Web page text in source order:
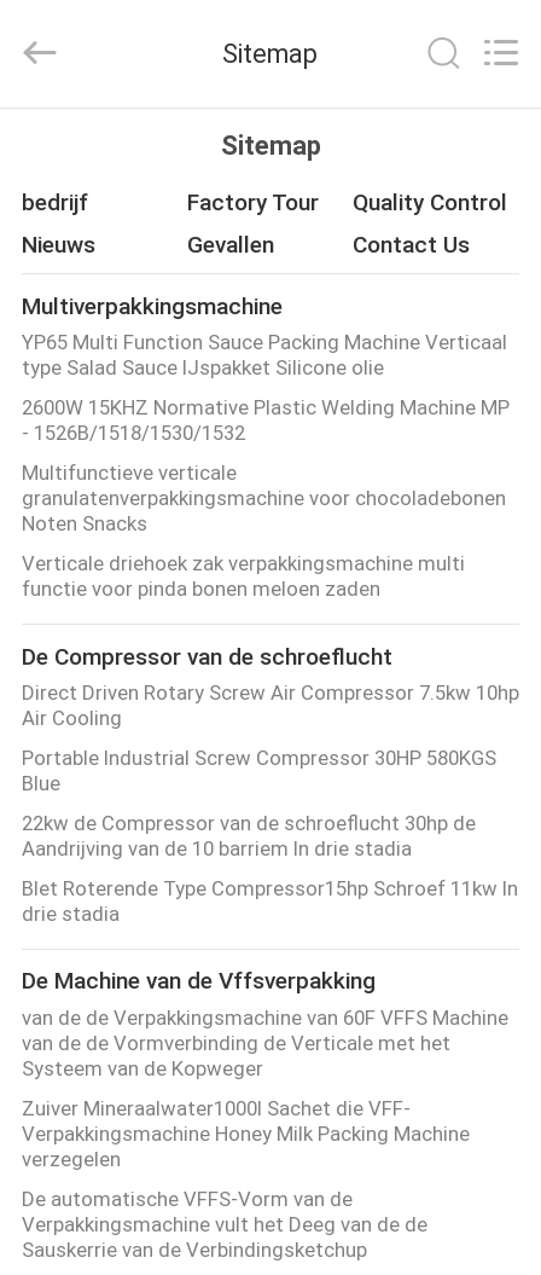
PRODUCTEN
OVER
ONS
FABRIEKSTOCHT
KWALITEITSCONTROLE
NEEM
CONTACT
MET
ONS
OP
NIEUWS
GEVALLEN
VRAAG
EEN
OFFERTE
SITEMAP
PRIVACY
POLICY
Ltd..
Reserved.
Sitemap
Sitemap
bedrijf Factory Tour
Quality Control
Nieuws
Gevallen Contact Us
Multiverpakkingsmachine
YP65 Multi Function Sauce Packing Machine Verticaal
type Salad Sauce IJspakket Silicone olie
2600W 15KHZ Normative Plastic Welding Machine MP
- 1526B/1518/1530/1532
Multifunctieve verticale
granulatenverpakkingsmachine voor chocoladebonen
Noten Snacks
Verticale driehoek zak verpakkingsmachine multi
functie voor pinda bonen meloen zaden
De Compressor van de schroeflucht
Direct Driven Rotary Screw Air Compressor 7.5kw 10hp
Air Cooling
Portable Industrial Screw Compressor 30HP 580KGS
Blue
22kw de Compressor van de schroeflucht 30hp de
Aandrijving van de 10 barriem In drie stadia
Blet Roterende Type Compressor15hp Schroef 11kw In
drie stadia
De Machine van de Vffsverpakking
van de de Verpakkingsmachine van 60F VFFS Machine
van de de Vormverbinding de Verticale met het
Systeem van de Kopweger
Zuiver Mineraalwater1000l Sachet die VFF-
Verpakkingsmachine Honey Milk Packing Machine
verzegelen
De automatische VFFS-Vorm van de
Verpakkingsmachine vult het Deeg van de de
Sauskerrie van de Verbindingsketchup